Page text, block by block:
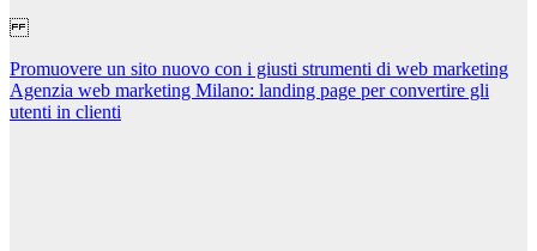
Navigazione
articoli
Promuovere un sito nuovo con i giusti strumenti di web marketing
Agenzia web marketing Milano: landing page per convertire gli
utenti in clienti